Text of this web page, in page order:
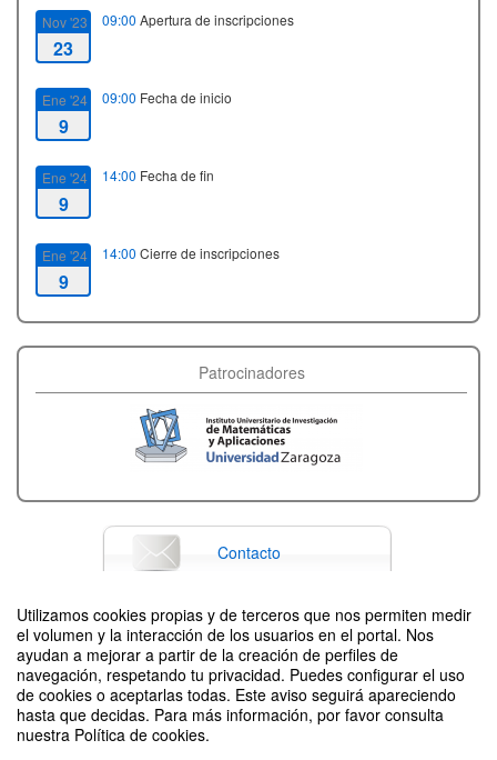
Utilizamos cookies propias y de terceros que nos permiten medir
el volumen y la interacción de los usuarios en el portal. Nos
ayudan a mejorar a partir de la creación de perfiles de
navegación, respetando tu privacidad. Puedes configurar el uso
de cookies o aceptarlas todas. Este aviso seguirá apareciendo
hasta que decidas. Para más información, por favor consulta
nuestra Política de cookies.
Nov '23
23
09:00 Apertura de inscripciones
Ene '24
9
09:00 Fecha de inicio
Ene '24
9
14:00 Fecha de fin
Ene '24
9
14:00 Cierre de inscripciones
Patrocinadores
Contacto
Difunde tu evento poniendo el siguiente código en tu sitio